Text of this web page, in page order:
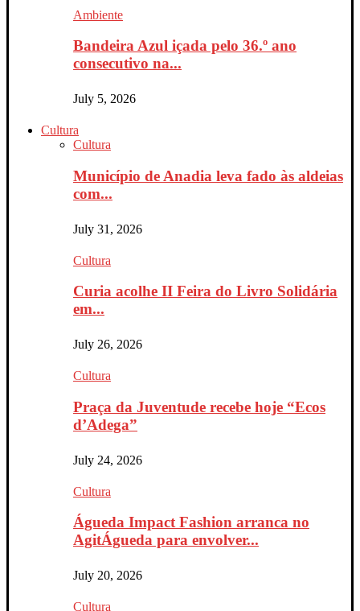
Ambiente
Bandeira Azul içada pelo 36.º ano
consecutivo na...
July 5, 2026
Cultura
Cultura
Município de Anadia leva fado às aldeias
com...
July 31, 2026
Cultura
Curia acolhe II Feira do Livro Solidária
em...
July 26, 2026
Cultura
Praça da Juventude recebe hoje “Ecos
d’Adega”
July 24, 2026
Cultura
Águeda Impact Fashion arranca no
AgitÁgueda para envolver...
July 20, 2026
Cultura